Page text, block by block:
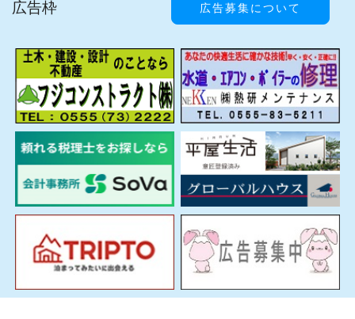
広告枠 広告募集について